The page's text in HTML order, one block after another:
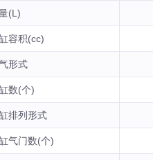
(L)
容积(cc)
形式
数(个)
排列形式
气门数(个)